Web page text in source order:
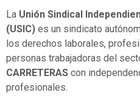
La Unión Sindical
(USIC) es un sindicato
los derechos laborales,
personas trabajadoras del
CARRETERAS con
profesionales.